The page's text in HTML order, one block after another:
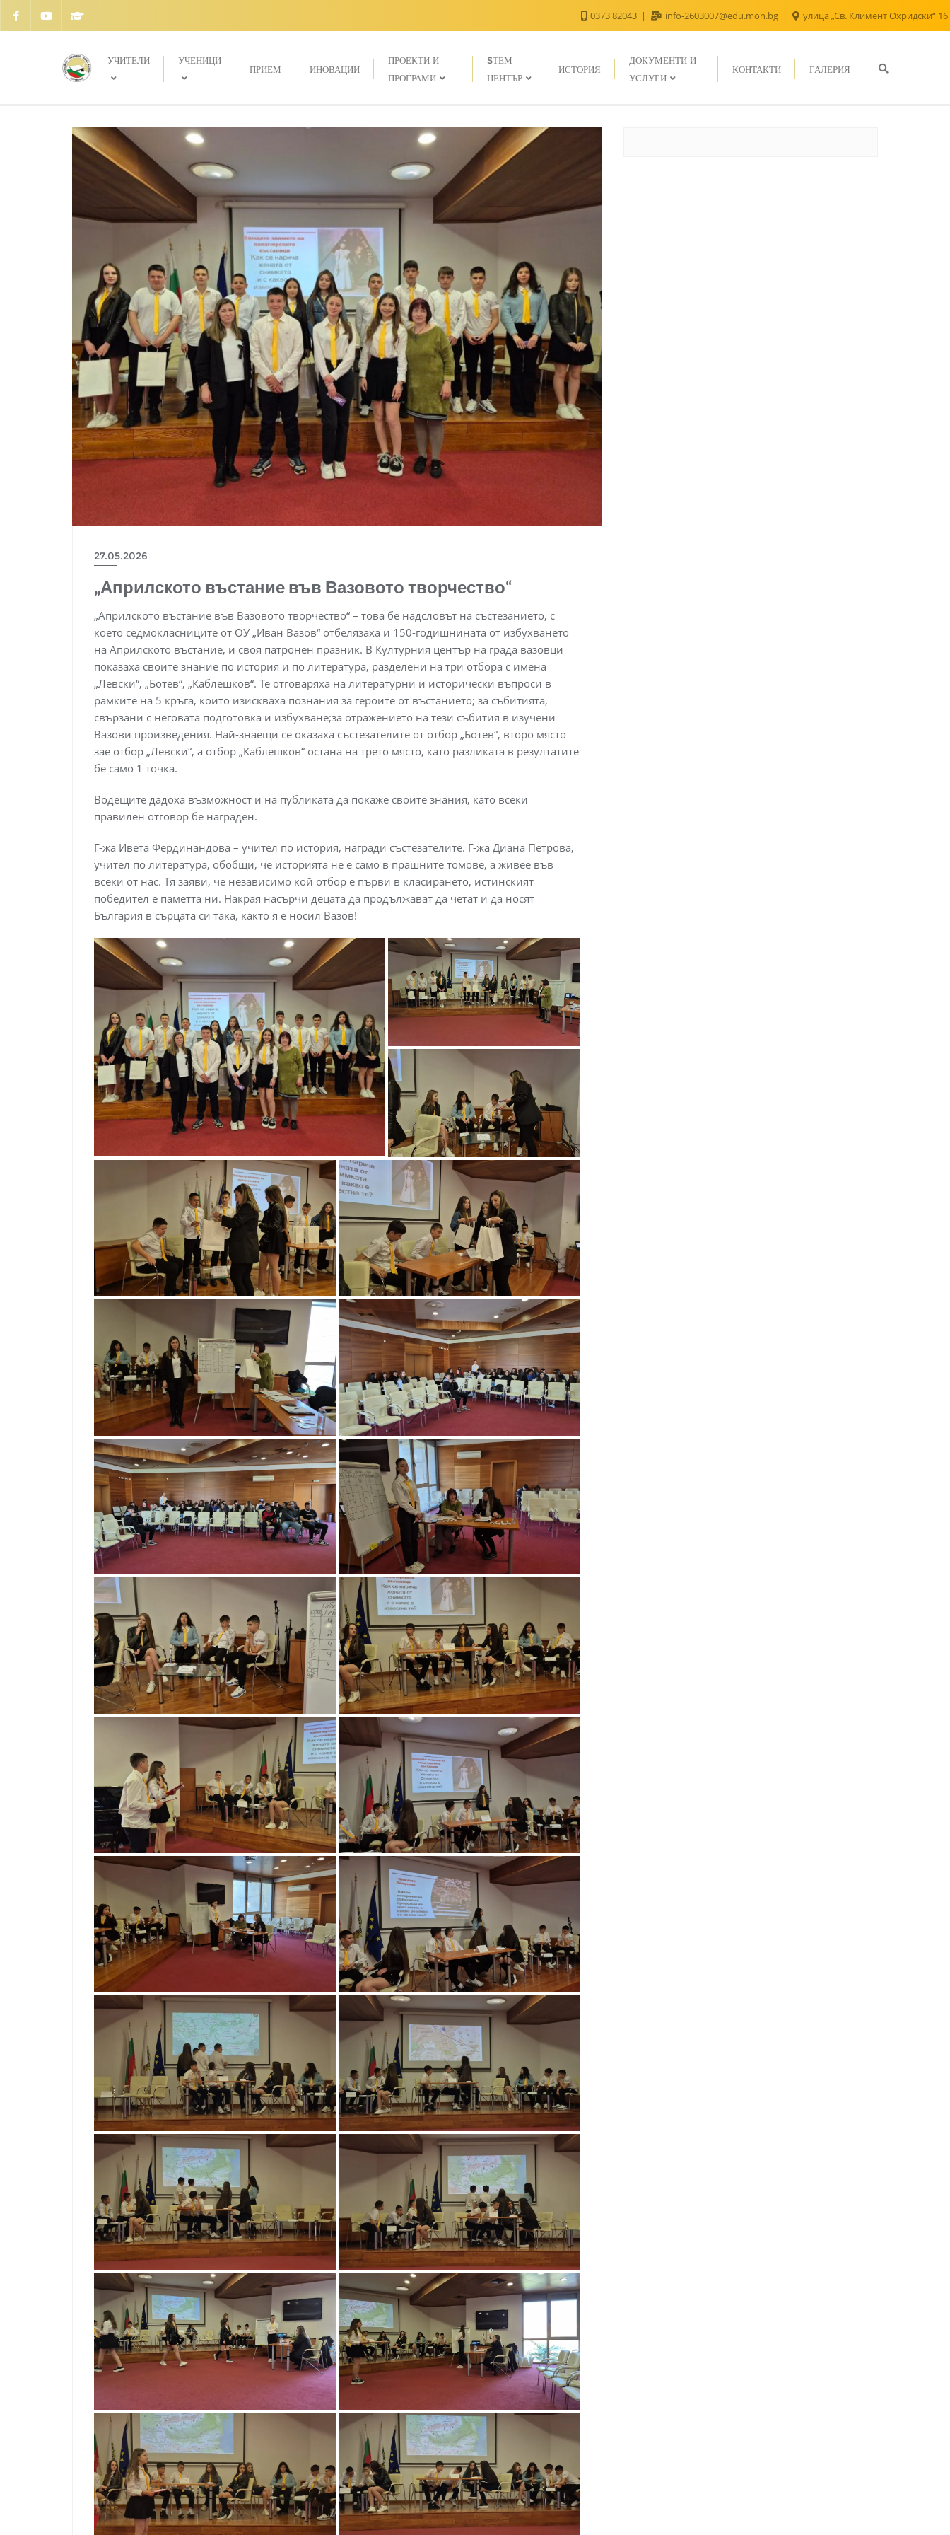
0373 82043 info-2603007@edu.mon.bg улица „Св. Климент Охридски“ 16
УЧИТЕЛИ УЧЕНИЦИ
ПРИЕМ ИНОВАЦИИ
ПРОЕКТИ И
ПРОГРАМИ
SТЕМ
ЦЕНТЪР
ИСТОРИЯ
ДОКУМЕНТИ И
УСЛУГИ
КОНТАКТИ ГАЛЕРИЯ
27.05.2026
„Априлското въстание във Вазовото творчество“
„Априлското въстание във Вазовото творчество“ – това бе надсловът на състезанието, с
което седмокласниците от ОУ „Иван Вазов“ отбелязаха и 150-годишнината от избухването
на Априлското въстание, и своя патронен празник. В Културния център на града вазовци
показаха своите знание по история и по литература, разделени на три отбора с имена
„Левски“, „Ботев“, „Каблешков“. Те отговаряха на литературни и исторически въпроси в
рамките на 5 кръга, които изискваха познания за героите от въстанието; за събитията,
свързани с неговата подготовка и избухване;за отражението на тези събития в изучени
Вазови произведения. Най-знаещи се оказаха състезателите от отбор „Ботев“, второ място
зае отбор „Левски“, а отбор „Каблешков“ остана на трето място, като разликата в резултатите
бе само 1 точка.
Водещите дадоха възможност и на публиката да покаже своите знания, като всеки
правилен отговор бе награден.
Г-жа Ивета Фердинандова – учител по история, награди състезателите. Г-жа Диана Петрова,
учител по литература, обобщи, че историята не е само в прашните томове, а живее във
всеки от нас. Тя заяви, че независимо кой отбор е първи в класирането, истинският
победител е паметта ни. Накрая насърчи децата да продължават да четат и да носят
България в сърцата си така, както я е носил Вазов!